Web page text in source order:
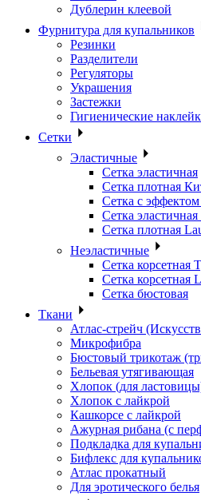
Дублерин клеевой
Фурнитура для купальников
Резинки
Разделители
Регуляторы
Украшения
Застежки
Гигиенические
Сетки
Эластичные
Сетка эластичная
Сетка плотная
Сетка с эффектом
Сетка
Сетка плотная
Неэластичные
Сетка корсетная
Сетка корсетная
Сетка бюстовая
Ткани
Атлас-стрейч
Микрофибра
Бюстовый трикотаж
Бельевая утягивающая
Хлопок (для
Хлопок с лайкрой
Кашкорсе с лайкрой
Ажурная рибана (с
Подкладка для
Бифлекс для
Атлас прокатный
Для эротического белья